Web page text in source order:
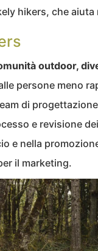
hikers, che
outdoor,
persone meno
di
e revisione
e nella
il marketing.